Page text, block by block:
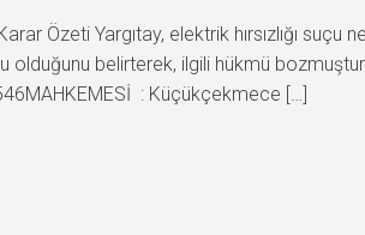
Özeti Yargıtay, elektrik hırsızlığı suçu
olduğunu belirterek, ilgili hükmü
: Küçükçekmece […]